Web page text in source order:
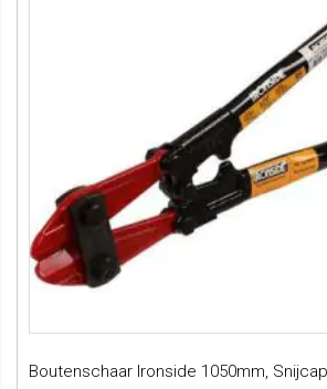
Boutenschaar Ironside 1050mm,